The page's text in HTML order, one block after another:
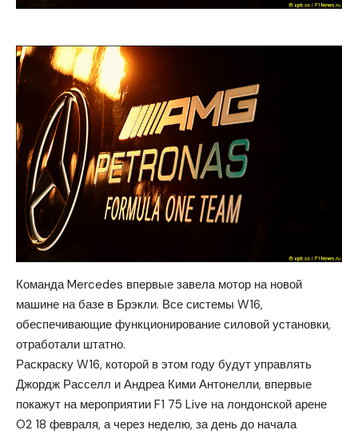
Команда Mercedes впервые завела мотор на новой
машине на базе в Брэкли. Все системы W16,
обеспечивающие функционирование силовой установки,
отработали штатно.
Раскраску W16, которой в этом году будут управлять
Джордж Расселл и Андреа Кими Антонелли, впервые
покажут на мероприятии F1 75 Live на лондонской арене
O2 18 февраля, а через неделю, за день до начала